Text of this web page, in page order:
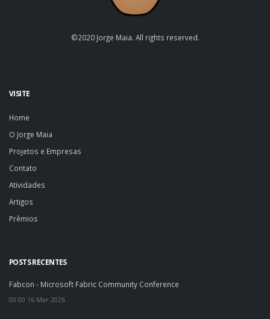
©2020 Jorge Maia. All rights reserved.
VISITE
Home
O Jorge Maia
Projetos e Empresas
Contato
Atividades
Artigos
Prêmios
POSTS RECENTES
Fabcon - Microsoft Fabric Community Conference
00:00 16 Mar 2026